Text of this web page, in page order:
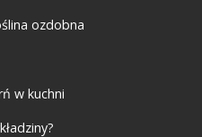
ozdobna
w kuchni